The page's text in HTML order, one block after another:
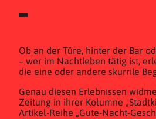
Ob an der Türe, hinter der Bar
– wer im Nachtleben tätig ist,
die eine oder andere skurrile
Genau diesen Erlebnissen
Zeitung in ihrer Kolumne
Artikel-Reihe „Gute-Nacht-